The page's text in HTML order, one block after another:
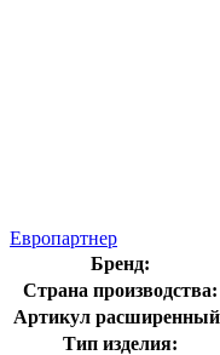
Европартнер
Бренд:
Страна производства:
Артикул
Тип изделия: